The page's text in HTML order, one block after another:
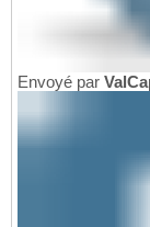
Envoyé par